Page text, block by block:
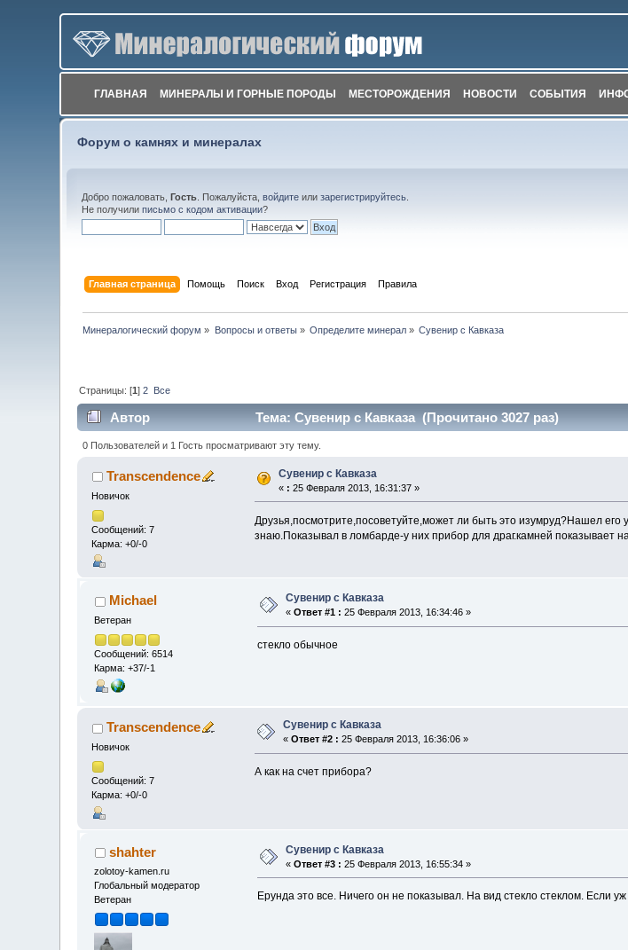
ГЛАВНАЯ МИНЕРАЛЫ И ГОРНЫЕ ПОРОДЫ МЕСТОРОЖДЕНИЯ НОВОСТИ СОБЫТИЯ
Форум о камнях и минералах
Добро пожаловать,Гость . Пожалуйста,войдите илизарегистрируйтесь
Не получилиписьмо с кодом активации?
Главная страница Помощь Поиск Вход Регистрация Правила
Минералогический форум » Вопросы и ответы» Определите минерал » Сувенир с Кавказа
Страницы: [1]2 Все
Автор Тема: Сувенир с Кавказа (Прочитано 3027 раз)
0 Пользователей и 1 Гость просматривают эту тему.
Transcendence
Новичок
Сообщений: 7
Карма: +0/-0
Сувенир с Кавказа
« : 25 Февраля 2013, 16:31:37 »
Друзья,посмотрите,посоветуйте,может ли быть это изумруд?Нашел его
знаю.Показывал в ломбарде-у них прибор для драг.камней показывает
Michael
Ветеран
Сообщений: 6514
Карма: +37/-1
Сувенир с Кавказа
«Ответ #1 : 25 Февраля 2013, 16:34:46 »
стекло обычное
Transcendence
Новичок
Сообщений: 7
Карма: +0/-0
Сувенир с Кавказа
«Ответ #2 : 25 Февраля 2013, 16:36:06 »
А как на счет прибора?
shahter
zolotoy-kamen.ru
Глобальный модератор
Ветеран
Сувенир с Кавказа
«Ответ #3 : 25 Февраля 2013, 16:55:34 »
Ерунда это все. Ничего он не показывал. На вид стекло стеклом. Если